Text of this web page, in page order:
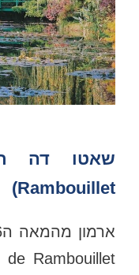
Rambouillet)